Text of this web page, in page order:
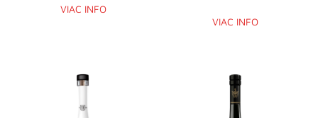
VIAC INFO
VIAC INFO